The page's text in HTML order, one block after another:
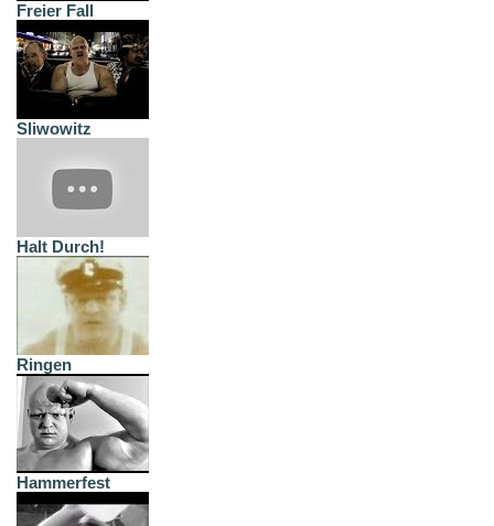
Freier Fall
Sliwowitz
Halt Durch!
Ringen
Hammerfest